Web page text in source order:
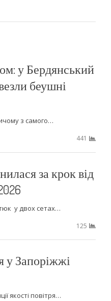
у Бердянський
беушні
з самого…
441
за крок від
у двох сетах…
125
у Запоріжжі
якості повітря…